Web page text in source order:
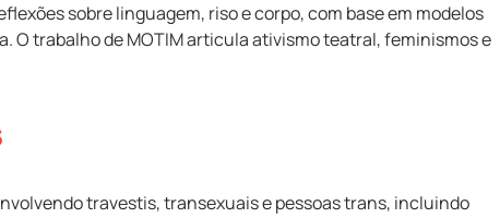
sobre linguagem, riso e corpo, com base em modelos
O trabalho de MOTIM articula ativismo teatral, feminismos e
travestis, transexuais e pessoas trans, incluindo